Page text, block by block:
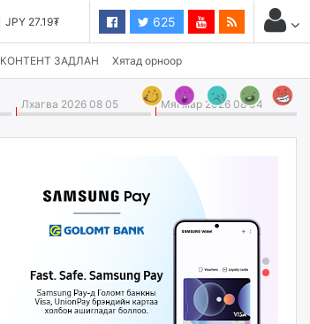
JPY 27.19₮ 625
КОНТЕНТ ЗАДЛАН Хятад орноор
Лхагва 2026 08 05 Мягмар 2026 08 04